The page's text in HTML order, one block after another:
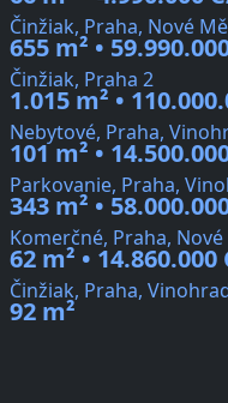
Činžiak, Praha, Nové
655 m² •
Činžiak, Praha 2
1.015 m² •
Nebytové, Praha,
101 m² •
Parkovanie, Praha,
343 m² •
Komerčné, Praha,
62 m² • 14.860.000
Činžiak, Praha,
92 m²